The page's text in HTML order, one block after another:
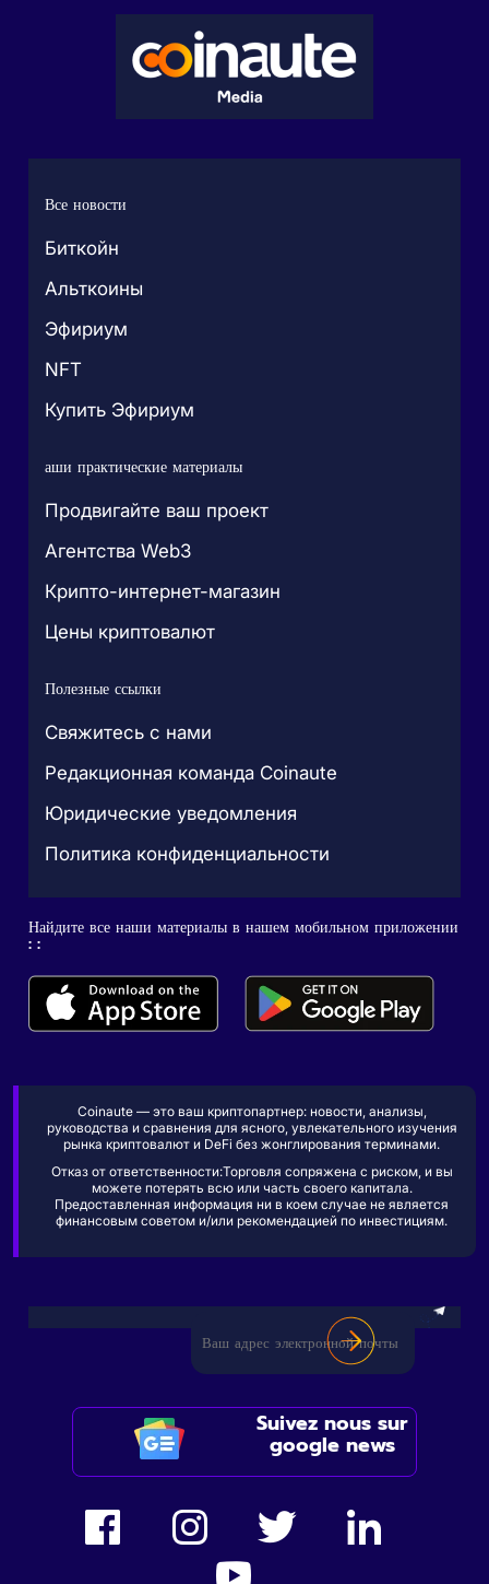
Все новости
Биткойн
Альткоины
Эфириум
NFT
Купить Эфириум
аши практические материалы
Продвигайте ваш проект
Агентства Web3
Крипто-интернет-магазин
Цены криптовалют
Полезные ссылки
Свяжитесь с нами
Редакционная команда Coinaute
Юридические уведомления
Политика конфиденциальности
Найдите все наши материалы в нашем мобильном приложении
: :
Coinaute — это ваш криптопартнер: новости, анализы,
руководства и сравнения для ясного, увлекательного изучения
рынка криптовалют и DeFi без жонглирования терминами.
Отказ от ответственности:Торговля сопряжена с риском, и вы
можете потерять всю или часть своего капитала.
Предоставленная информация ни в коем случае не является
финансовым советом и/или рекомендацией по инвестициям.
Suivez nous sur
google news